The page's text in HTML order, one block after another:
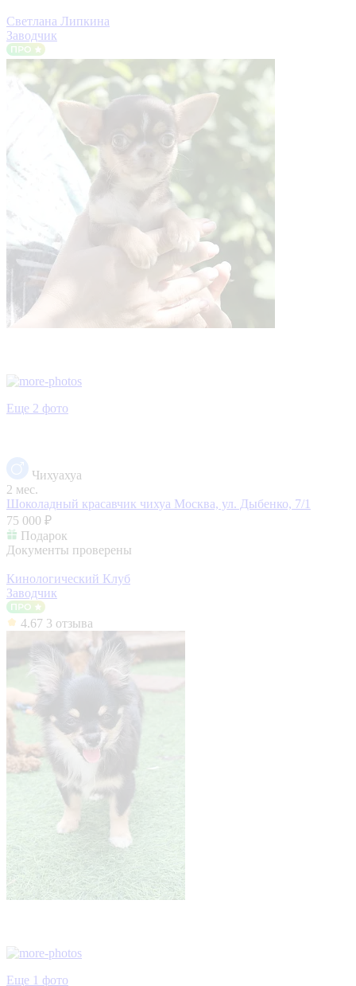
Светлана Липкина
Заводчик
Еще 2 фото
Чихуахуа
2 мес.
Шоколадный красавчик чихуа Москва, ул. Дыбенко, 7/1
75 000 ₽
Подарок
Документы проверены
Кинологический Клуб
Заводчик
4.67 3 отзыва
Еще 1 фото